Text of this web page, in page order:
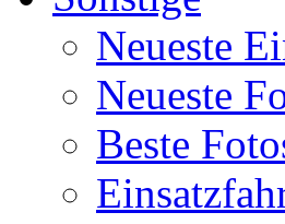
Neueste
Neueste
Beste